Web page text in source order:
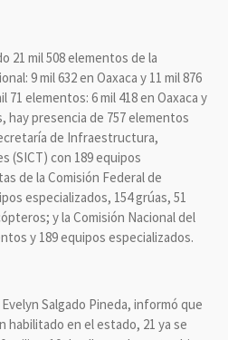
21 mil 508 elementos de la
9 mil 632 en Oaxaca y 11 mil 876
71 elementos: 6 mil 418 en Oaxaca y
hay presencia de 757 elementos
de Infraestructura,
(SICT) con 189 equipos
de la Comisión Federal de
especializados, 154 grúas, 51
y la Comisión Nacional del
y 189 equipos especializados.
Salgado Pineda, informó que
habilitado en el estado, 21 ya se